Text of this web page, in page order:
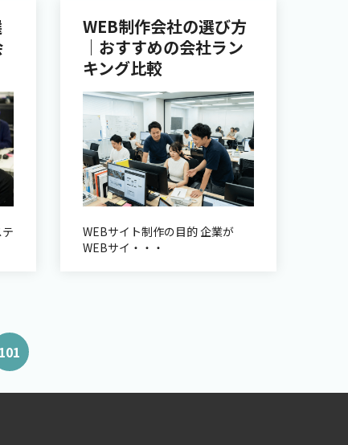
WEB制作会社の選び方
｜おすすめの会社ラン
キング比較
WEBサイト制作の目的 企業が
WEBサイ・・・
101